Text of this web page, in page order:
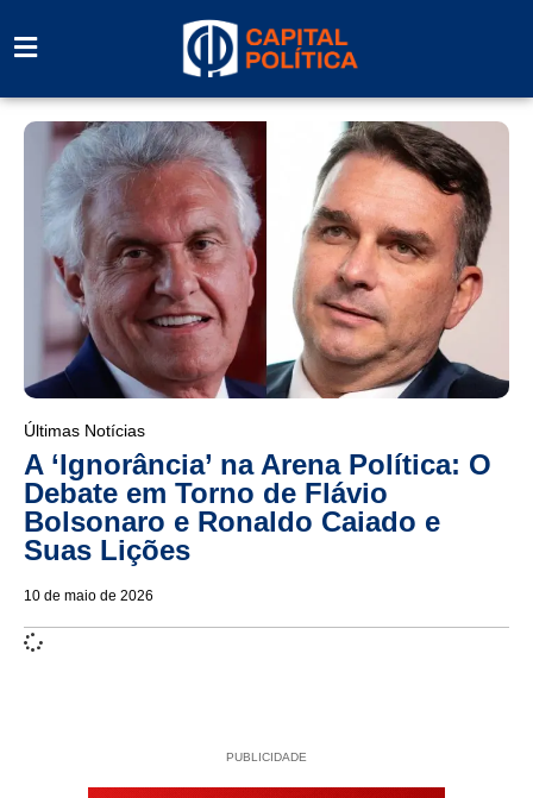
Últimas Notícias
A ‘Ignorância’ na Arena Política: O
Debate em Torno de Flávio
Bolsonaro e Ronaldo Caiado e
Suas Lições
10 de maio de 2026
PUBLICIDADE